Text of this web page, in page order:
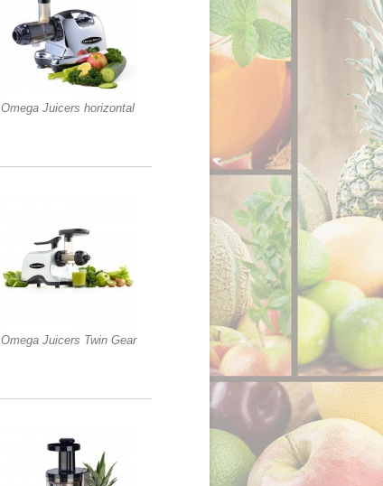
Omega Juicers horizontal
Omega Juicers Twin Gear